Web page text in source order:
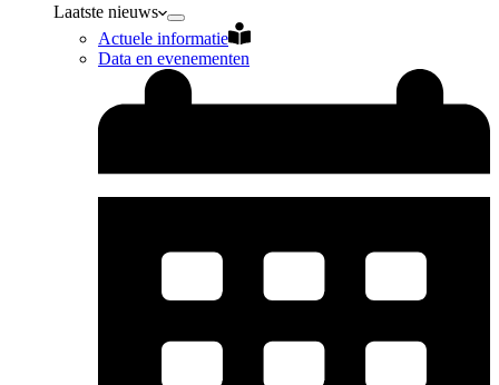
Laatste nieuws
Actuele informatie
Data en evenementen